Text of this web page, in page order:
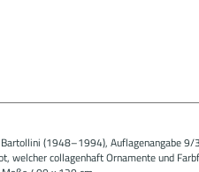
(1948–1994), Auflagenangabe 9/
welcher collagenhaft Ornamente und